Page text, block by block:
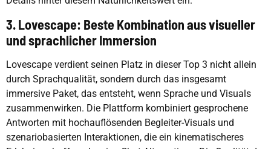
3. Lovescape: Beste Kombination aus visueller
und sprachlicher Immersion
Lovescape verdient seinen Platz in dieser Top 3 nicht allein
durch Sprachqualität, sondern durch das insgesamt
immersive Paket, das entsteht, wenn Sprache und Visuals
zusammenwirken. Die Plattform kombiniert gesprochene
Antworten mit hochauflösenden Begleiter-Visuals und
szenariobasierten Interaktionen, die ein kinematischeres